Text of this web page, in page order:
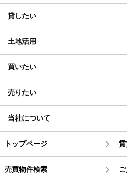
貸したい
土地活用
買いたい
売りたい
当社について
トップページ
売買物件検索